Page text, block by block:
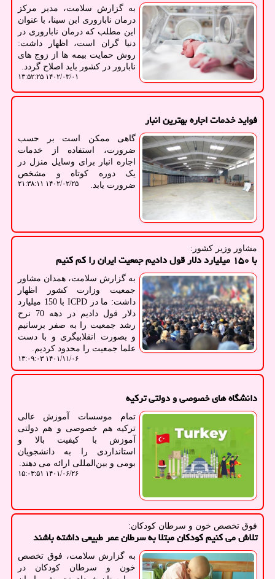
به گزارش سلامت، مدیر مرکز
درمان ناباروری ابن سینا، با عنوان
این مطلب که درمان ناباروری در
دنیا گران است، اظهار داشت:
روش حمایت بیمه ها از زوج های
نابارور در کشور باید اصلاح گردد.
۱۴۰۲/۰۳/۰۱ ۱۳:۵۲:۲۵
فواید خدمات اجاره بهترین انبار
گاهی ممکن است بر حسب
ضرورت، استفاده از خدمات
اجاره انبار برای وسایل منزل در
یک دوره کوتاه و مشخص
ضرورت یابد.
۱۴۰۲/۰۲/۲۵ ۲۱:۳۸:۱۱
مشاور وزیر كشور:
با ۱۵۰ میلیارد دلار قول دادیم جمعیت ایران را کم کنیم
به گزارش سلامت، همدان مشاور
جمعیت وزارت کشور اظهار
داشت: ما در ICPD با 150 میلیارد
دلار قول دادیم در دهه 70 نرح
رشد جمعیت را به صفر برسانیم
و بصورت انقلابیگری و با دست
علما جمعیت را محدود کردیم.
۱۴۰۱/۱۱/۰۶ ۱۳:۰۹:۰۳
دانشگاه های خصوصی و دولتی ترکیه
تمام موسسات آموزش عالی
ترکیه هم خصوصی و هم دولتی
آموزش با کیفیت بالا و
استانداردی را به دانشجویان
بومی و بین‌المللی ارائه می دهند.
۱۴۰۱/۰۶/۲۶ ۱۵:۰۳:۵۱
فوق تخصص خون و سرطان كودكان:
تلاش می کنیم کودکان مبتلا به سرطان عمر طبیعی داشته باشند
به گزارش سلامت، فوق تخصص
خون و سرطان کودکان در